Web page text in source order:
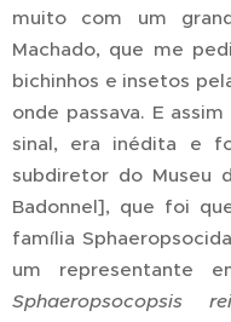
muito com um
Machado, que me
bichinhos e insetos
onde passava. E
sinal, era inédita e
subdiretor do Museu
Badonnel], que foi
família
um representante
Sphaeropsocopsis